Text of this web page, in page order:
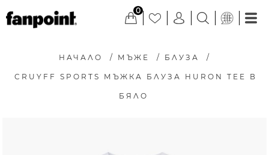
0
НАЧАЛО / МЪЖЕ / БЛУЗА /
CRUYFF SPORTS МЪЖКА БЛУЗА HURON TEE В
БЯЛО